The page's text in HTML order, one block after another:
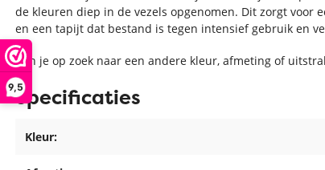
9,5
de kleuren diep in de vezels opgenomen. Dit zorgt voor
en een tapijt dat bestand is tegen intensief gebruik en
Ben je op zoek naar een andere kleur, afmeting of
Specificaties
Kleur: